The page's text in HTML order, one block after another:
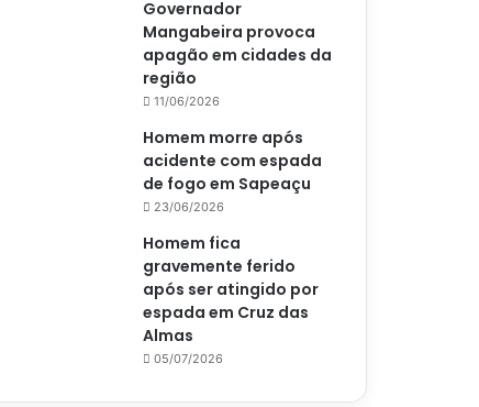
Governador
Mangabeira provoca
apagão em cidades da
região
11/06/2026
Homem morre após
acidente com espada
de fogo em Sapeaçu
23/06/2026
Homem fica
gravemente ferido
após ser atingido por
espada em Cruz das
Almas
05/07/2026